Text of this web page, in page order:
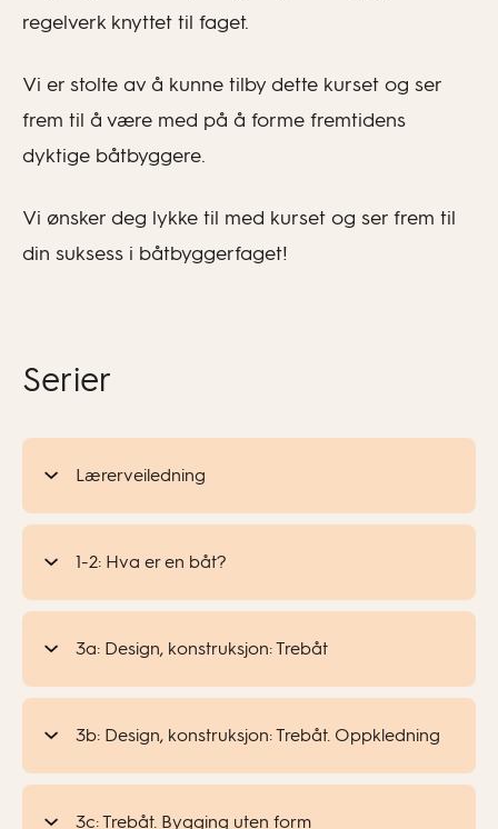
regelverk knyttet til faget.
Vi er stolte av å kunne tilby dette kurset og ser
frem til å være med på å forme fremtidens
dyktige båtbyggere.
Vi ønsker deg lykke til med kurset og ser frem til
din suksess i båtbyggerfaget!
Serier
Lærerveiledning
1-2: Hva er en båt?
3a: Design, konstruksjon: Trebåt
3b: Design, konstruksjon: Trebåt. Oppkledning
3c: Trebåt. Bygging uten form